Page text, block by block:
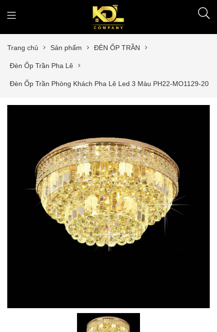
Trang chủ Sản phẩm ĐÈN ỐP TRẦN
Đèn Ốp Trần Pha Lê
Đèn Ốp Trần Phòng Khách Pha Lê Led 3 Màu PH22-MO1129-20